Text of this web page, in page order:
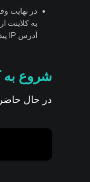
به کلاینت
آدرس IP پیدا میکنه و توی شبکه تعریف میشه.
شروع به
در حال